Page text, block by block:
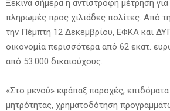
Ξεκινά σήμερα η αντίστροφη μέτρηση
πληρωμές προς χιλιάδες πολίτες. Από
την Πέμπτη 12 Δεκεμβρίου, ΕΦΚΑ και
οικονομία περισσότερα από 62 εκατ.
από 53.000 δικαιούχους.
«Στο μενού» εφάπαξ παροχές, επιδόματα
μητρότητας, χρηματοδότηση